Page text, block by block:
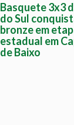
Basquete 3x3
do Sul
bronze em
estadual em
de Baixo